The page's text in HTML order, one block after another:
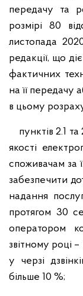
передачу та
розмірі 80
листопада
редакції, що
фактичних
на її передачу
в цьому
пунктів 2.1
якості
споживачам за
забезпечити
надання
протягом 30
оператором
звітному році
у черзі
більше 10 %;